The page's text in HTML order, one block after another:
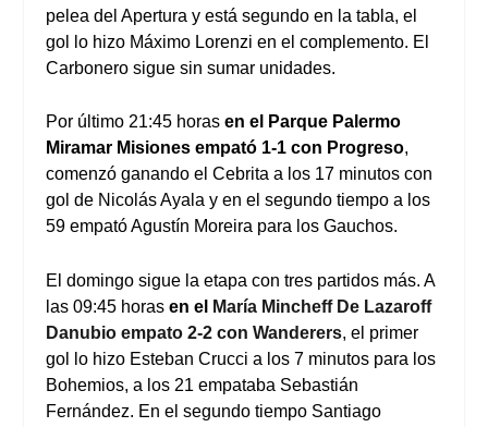
pelea del Apertura y está segundo en la tabla, el
gol lo hizo Máximo Lorenzi en el complemento. El
Carbonero sigue sin sumar unidades.
Por último 21:45 horas en el Parque Palermo
Miramar Misiones empató 1-1 con Progreso,
comenzó ganando el Cebrita a los 17 minutos con
gol de Nicolás Ayala y en el segundo tiempo a los
59 empató Agustín Moreira para los Gauchos.
El domingo sigue la etapa con tres partidos más. A
las 09:45 horasen el
María Mincheff De Lazaroff
Danubio empato 2-2 con Wanderers, el primer
gol lo hizo Esteban Crucci a los 7 minutos para los
Bohemios, a los 21 empataba Sebastián
Fernández. En el segundo tiempo Santiago